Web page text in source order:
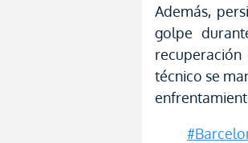
Además,
golpe
recuperación
técnico se